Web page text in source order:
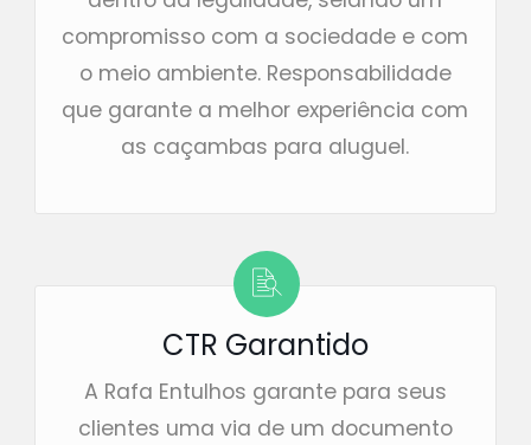
compromisso com a sociedade e com
o meio ambiente. Responsabilidade
que garante a melhor experiência com
as caçambas para aluguel.
CTR Garantido
A Rafa Entulhos garante para seus
clientes uma via de um documento